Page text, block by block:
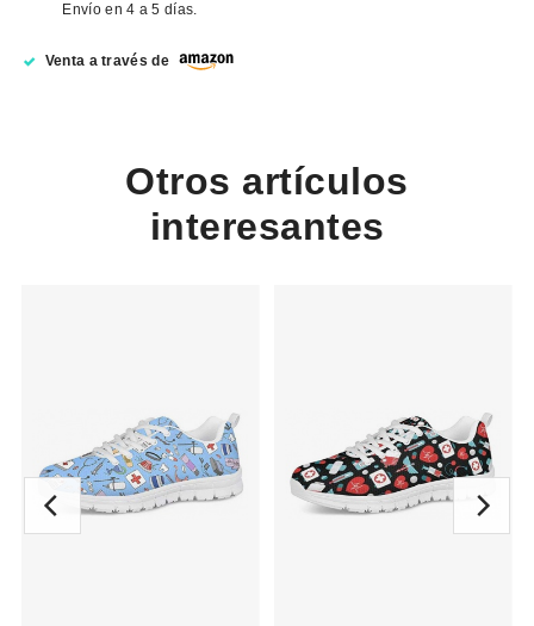
Envío en 4 a 5 días.
Venta a través de
Otros artículos
interesantes